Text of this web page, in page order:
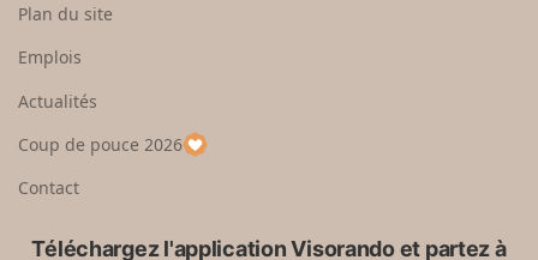
e
u
p
a
Plan du site
Emplois
Actualités
Coup de pouce 2026
Contact
Téléchargez l'application Visorando et partez à